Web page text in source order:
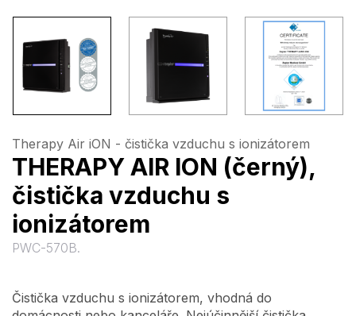
Therapy Air iON - čistička vzduchu s ionizátorem
THERAPY AIR ION (černý),
čistička vzduchu s
ionizátorem
PWC-570B.
Čistička vzduchu s ionizátorem, vhodná do